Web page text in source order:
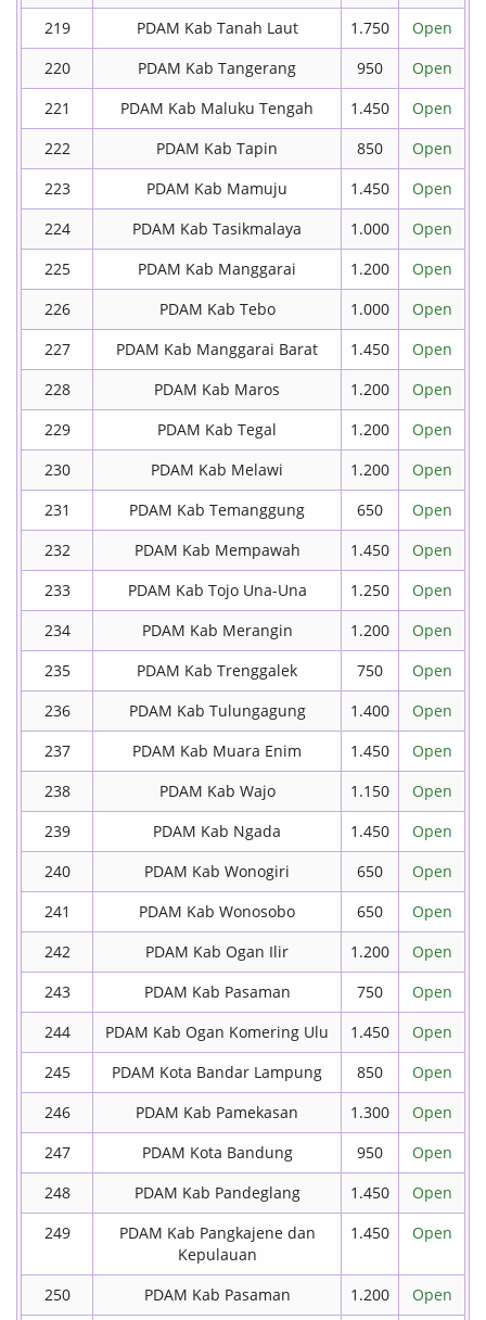
219
PDAM Kab Tanah Laut 1.750
Open
220
PDAM Kab Tangerang 950
Open
221
PDAM Kab Maluku Tengah 1.450
Open
222
PDAM Kab Tapin 850
Open
223
PDAM Kab Mamuju 1.450
Open
224
PDAM Kab Tasikmalaya 1.000
Open
225
PDAM Kab Manggarai 1.200
Open
226
PDAM Kab Tebo 1.000
Open
227
PDAM Kab Manggarai Barat 1.450
Open
228
PDAM Kab Maros 1.200
Open
229
PDAM Kab Tegal 1.200
Open
230
PDAM Kab Melawi 1.200
Open
231
PDAM Kab Temanggung 650
Open
232
PDAM Kab Mempawah 1.450
Open
233
PDAM Kab Tojo Una-Una 1.250
Open
234
PDAM Kab Merangin 1.200
Open
235
PDAM Kab Trenggalek 750
Open
236
PDAM Kab Tulungagung 1.400
Open
237
PDAM Kab Muara Enim 1.450
Open
238
PDAM Kab Wajo 1.150
Open
239
PDAM Kab Ngada 1.450
Open
240
PDAM Kab Wonogiri 650
Open
241
PDAM Kab Wonosobo 650
Open
242
PDAM Kab Ogan Ilir 1.200
Open
243
PDAM Kab Pasaman 750
Open
244
PDAM Kab Ogan Komering Ulu 1.450
Open
245
PDAM Kota Bandar Lampung 850
Open
246
PDAM Kab Pamekasan 1.300
Open
247
PDAM Kota Bandung 950
Open
248
PDAM Kab Pandeglang 1.450
Open
249
PDAM Kab Pangkajene dan
Kepulauan
1.450 Open
250 PDAM Kab Pasaman 1.200
Open